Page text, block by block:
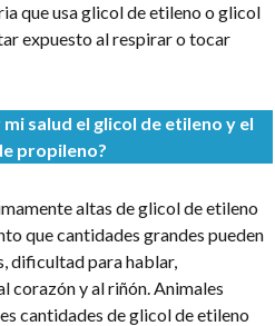
que usa glicol de etileno o glicol
expuesto al respirar o tocar
salud el glicol de etileno y el
propileno?
altas de glicol de etileno
que cantidades grandes pueden
dificultad para hablar,
corazón y al riñón. Animales
cantidades de glicol de etileno